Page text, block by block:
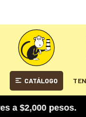
CATÁLOGO
pesos. •